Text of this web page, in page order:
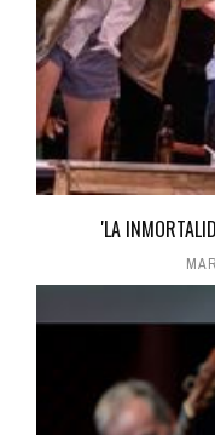
'LA